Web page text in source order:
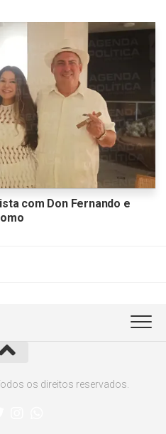
com Don Fernando e
os direitos reservados.